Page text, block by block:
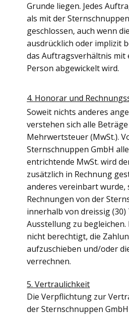
Grunde liegen. Jedes
als mit der
geschlossen, auch wenn
ausdrücklich oder implizit
das Auftragsverhältnis mit
Person abgewickelt wird.
4. Honorar und
Soweit nichts anderes
verstehen sich alle
Mehrwertsteuer (MwSt.).
Sternschnuppen GmbH
entrichtende MwSt. wird
zusätzlich in Rechnung
anderes vereinbart wurde,
Rechnungen von der
innerhalb von dreissig (30)
Ausstellung zu
nicht berechtigt, die
aufzuschieben und/oder
verrechnen.
5. Vertraulichkeit
Die Verpflichtung zur
der Sternschnuppen